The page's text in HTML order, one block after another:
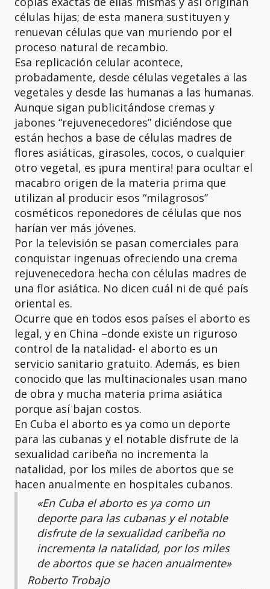
células hijas; de esta manera sustituyen y
renuevan células que van muriendo por el
proceso natural de recambio.
Esa replicación celular acontece,
probadamente, desde células vegetales a las
vegetales y desde las humanas a las humanas.
Aunque sigan publicitándose cremas y
jabones “rejuvenecedores” diciéndose que
están hechos a base de células madres de
flores asiáticas, girasoles, cocos, o cualquier
otro vegetal, es ¡pura mentira! para ocultar el
macabro origen de la materia prima que
utilizan al producir esos “milagrosos”
cosméticos reponedores de células que nos
harían ver más jóvenes.
Por la televisión se pasan comerciales para
conquistar ingenuas ofreciendo una crema
rejuvenecedora hecha con células madres de
una flor asiática. No dicen cuál ni de qué país
oriental es.
Ocurre que en todos esos países el aborto es
legal, y en China –donde existe un riguroso
control de la natalidad- el aborto es un
servicio sanitario gratuito. Además, es bien
conocido que las multinacionales usan mano
de obra y mucha materia prima asiática
porque así bajan costos.
En Cuba el aborto es ya como un deporte
para las cubanas y el notable disfrute de la
sexualidad caribeña no incrementa la
natalidad, por los miles de abortos que se
hacen anualmente en hospitales cubanos.
«En Cuba el aborto es ya como un
deporte para las cubanas y el notable
disfrute de la sexualidad caribeña no
incrementa la natalidad, por los miles
de abortos que se hacen anualmente»
Roberto Trobajo